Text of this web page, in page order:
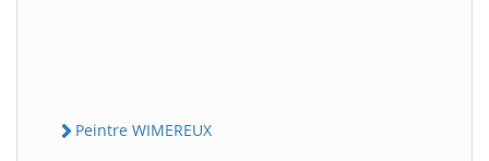
Peintre WIMEREUX